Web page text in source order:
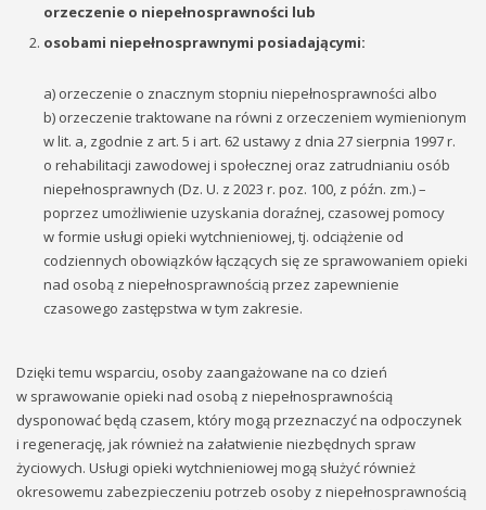
orzeczenie o niepełnosprawności lub
osobami niepełnosprawnymi posiadającymi:
a) orzeczenie o znacznym stopniu niepełnosprawności albo
b) orzeczenie traktowane na równi z orzeczeniem wymienionym
w lit. a, zgodnie z art. 5 i art. 62 ustawy z dnia 27 sierpnia 1997 r.
o rehabilitacji zawodowej i społecznej oraz zatrudnianiu osób
niepełnosprawnych (Dz. U. z 2023 r. poz. 100, z późn. zm.) –
poprzez umożliwienie uzyskania doraźnej, czasowej pomocy
w formie usługi opieki wytchnieniowej, tj. odciążenie od
codziennych obowiązków łączących się ze sprawowaniem opieki
nad osobą z niepełnosprawnością przez zapewnienie
czasowego zastępstwa w tym zakresie.
Dzięki temu wsparciu, osoby zaangażowane na co dzień
w sprawowanie opieki nad osobą z niepełnosprawnością
dysponować będą czasem, który mogą przeznaczyć na odpoczynek
i regenerację, jak również na załatwienie niezbędnych spraw
życiowych. Usługi opieki wytchnieniowej mogą służyć również
okresowemu zabezpieczeniu potrzeb osoby z niepełnosprawnością